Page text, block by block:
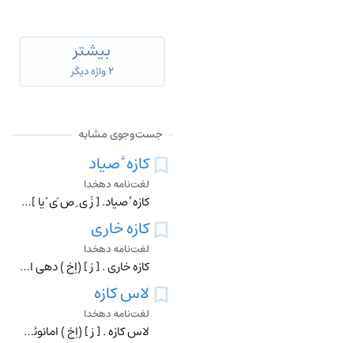
بیشتر
۲ واژه دیگر
جست‌وجوی مشابه
کازه ٔ صیاد
لغت‌نامه دهخدا
کازه ٔ صیاد. [ زَ ی ِ ص َی ْ یا ] (ترکیب اضافی ، اِ مرکب ) زَرْب . ناموس . (دهار). داموس . (منتهی الارب ). قتره . (دهار) (منتهی الارب ). دجیه . (منتهی الارب ):
کازه خاری
لغت‌نامه دهخدا
کازه خاری . [ زِ ] (اِخ ) دهی از دهستان القورات بخش حومه ٔ شهرستان بیرجند، واقع در 42هزارگزی شمال باختری بیرجند. دامنه و معتدل و دارای 27 تن سکنه است . قنات دار
لاس کازه
لغت‌نامه دهخدا
لاس کازه . [ زِ ] (اِخ ) امانوئل ، کنت دو. مورخ فرانسوی . مولد قصر لاس کازس (هُت گارُن ). وی با ناپلئون بناپارت هنگام تبعید به سنت هلن همراه بود و خاطرات سنت هل